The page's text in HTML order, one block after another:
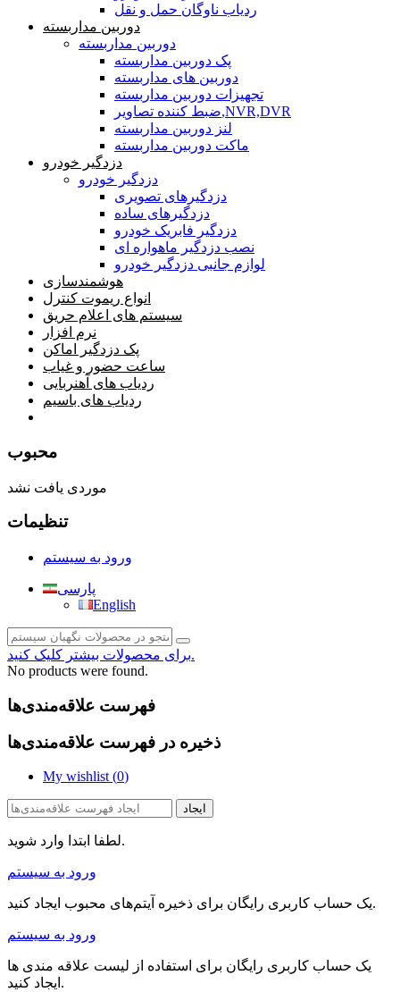
ردیاب ناوگان حمل و نقل
دوربین مداربسته
دوربین مداربسته
پک دوربین مداربسته
دوربین های مداربسته
تجهیزات دوربین مداربسته
ضبط کننده تصاویر,NVR,DVR
لنز دوربین مداربسته
ماکت دوربین مداربسته
دزدگیر خودرو
دزدگیر خودرو
دزدگیرهای تصویری
دزدگیرهای ساده
دزدگیر فابریک خودرو
نصب دزدگیر ماهواره ای
لوازم جانبی دزدگیر خودرو
هوشمندسازی
انواع ریموت کنترل
سیستم های اعلام حریق
نرم افزار
پک دزدگیر اماکن
ساعت حضور و غیاب
ردیاب های آهنربایی
ردیاب های باسیم
محبوب
موردی یافت نشد
تنظیمات
ورود به سیستم
پارسی
English
برای محصولات بیشتر کلیک کنید.
No products were found.
فهرست علاقه‌مندی‌ها
ذخیره در فهرست علاقه‌مندی‌ها
My wishlist (0)
ایجاد
لطفا ابتدا وارد شوید.
ورود به سیستم
یک حساب کاربری رایگان برای ذخیره آیتم‌های محبوب ایجاد کنید.
ورود به سیستم
یک حساب کاربری رایگان برای استفاده از لیست علاقه مندی ها
ایجاد کنید.